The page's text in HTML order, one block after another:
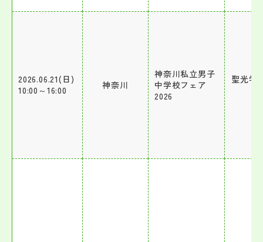
2026.06.21(日)
10:00～16:00
神奈川
神奈川私立男子
中学校フェア
2026
聖光学